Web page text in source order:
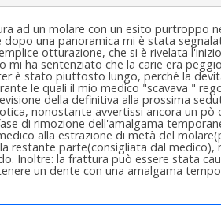
ad un molare con un esito purtroppo
una panoramica mi è stata
otturazione, che si è rivelata
ha sentenziato che la carie era
è stato piuttosto lungo, perché la
le quali il mio medico "scavava "
della definitiva alla prossima
nonostante avvertissi ancora un pò
di rimozione dell'amalgama
alla estrazione di metà del
restante parte(consigliata dal medico),
Inoltre: la frattura può essere stata
un dente con una amalgama